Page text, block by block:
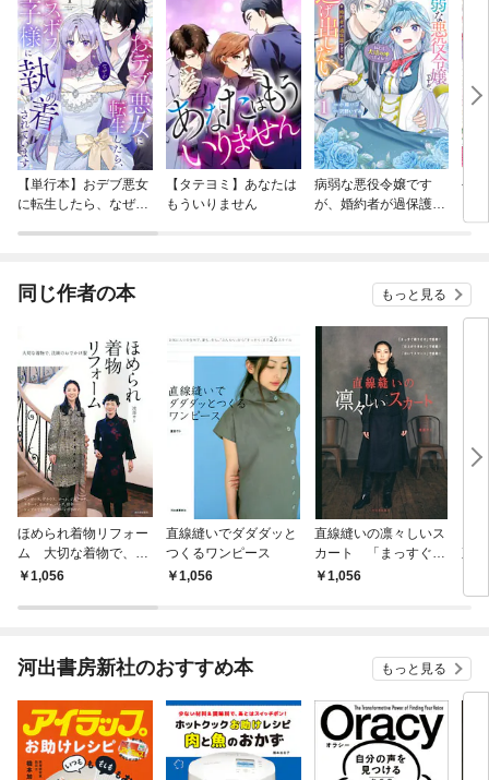
【単行本】おデブ悪女
に転生したら、なぜか
【タテヨミ】あなたは
もういりません
病弱な悪役令嬢です
が、婚約者が過保護す
公
同じ作者の本 もっと見る
ほめられ着物リフォー
ム 大切な着物で、洗
練のおでかけ服
1,056
直線縫いでダダダッと
つくるワンピース
1,056
直線縫いの凛々しいス
カート 「まっすぐ縫
うだけ」で感動！
1,056
直
良
河出書房新社のおすすめ本 もっと見る